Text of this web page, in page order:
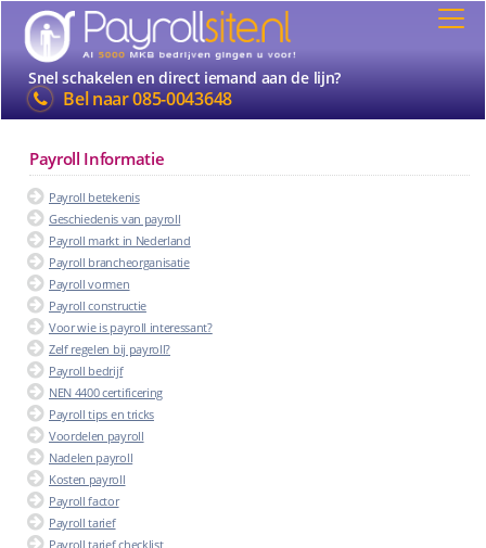
Snel schakelen en direct iemand aan de lijn?
Bel naar085-0043648
Payroll Informatie
Payroll betekenis
Geschiedenis van payroll
Payroll markt in Nederland
Payroll brancheorganisatie
Payroll vormen
Payroll constructie
Voor wie is payroll interessant?
Zelf regelen bij payroll?
Payroll bedrijf
NEN 4400 certificering
Payroll tips en tricks
Voordelen payroll
Nadelen payroll
Kosten payroll
Payroll factor
Payroll tarief
Payroll tarief checklist